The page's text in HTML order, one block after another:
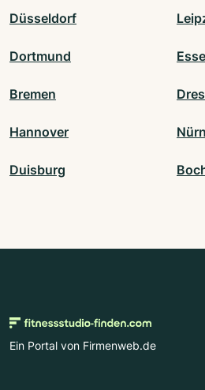
Düsseldorf
Dortmund
Bremen
Hannover
Duisburg
Ein Portal von Firmenweb.de